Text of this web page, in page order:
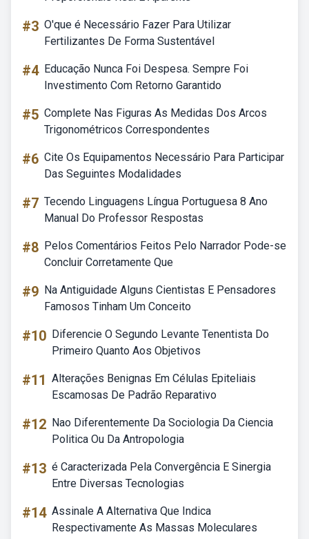
#3 O'que é Necessário Fazer Para Utilizar
Fertilizantes De Forma Sustentável
#4 Educação Nunca Foi Despesa. Sempre Foi
Investimento Com Retorno Garantido
#5 Complete Nas Figuras As Medidas Dos Arcos
Trigonométricos Correspondentes
#6 Cite Os Equipamentos Necessário Para Participar
Das Seguintes Modalidades
#7 Tecendo Linguagens Língua Portuguesa 8 Ano
Manual Do Professor Respostas
#8 Pelos Comentários Feitos Pelo Narrador Pode-se
Concluir Corretamente Que
#9 Na Antiguidade Alguns Cientistas E Pensadores
Famosos Tinham Um Conceito
#10 Diferencie O Segundo Levante Tenentista Do
Primeiro Quanto Aos Objetivos
#11 Alterações Benignas Em Células Epiteliais
Escamosas De Padrão Reparativo
#12 Nao Diferentemente Da Sociologia Da Ciencia
Politica Ou Da Antropologia
#13 é Caracterizada Pela Convergência E Sinergia
Entre Diversas Tecnologias
#14 Assinale A Alternativa Que Indica
Respectivamente As Massas Moleculares